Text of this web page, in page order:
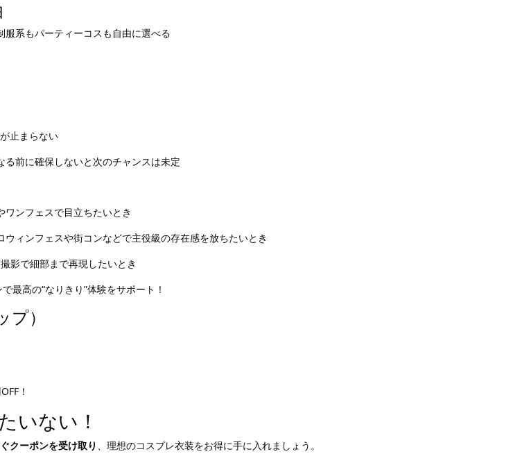
服系もパーティーコスも自由に選べる
止まらない
る前に確保しないと次のチャンスは未定
ワンフェスで目立ちたいとき
ウィンフェスや街コンなどで主役級の存在感を放ちたいとき
影で細部まで再現したいとき
最高の“なりきり”体験をサポート！
）
！
いない！
クーポンを受け取り 、理想のコスプレ衣装をお得に手に入れましょう。